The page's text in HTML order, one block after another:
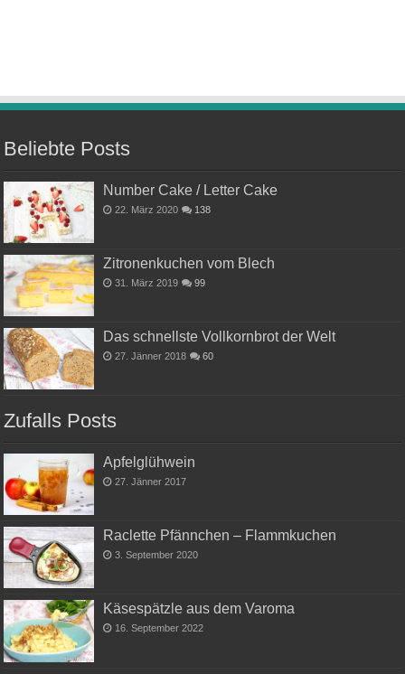
Beliebte Posts
Number Cake / Letter Cake
22. März 2020 138
Zitronenkuchen vom Blech
31. März 2019 99
Das schnellste Vollkornbrot der Welt
27. Jänner 2018 60
Zufalls Posts
Apfelglühwein
27. Jänner 2017
Raclette Pfännchen – Flammkuchen
3. September 2020
Käsespätzle aus dem Varoma
16. September 2022